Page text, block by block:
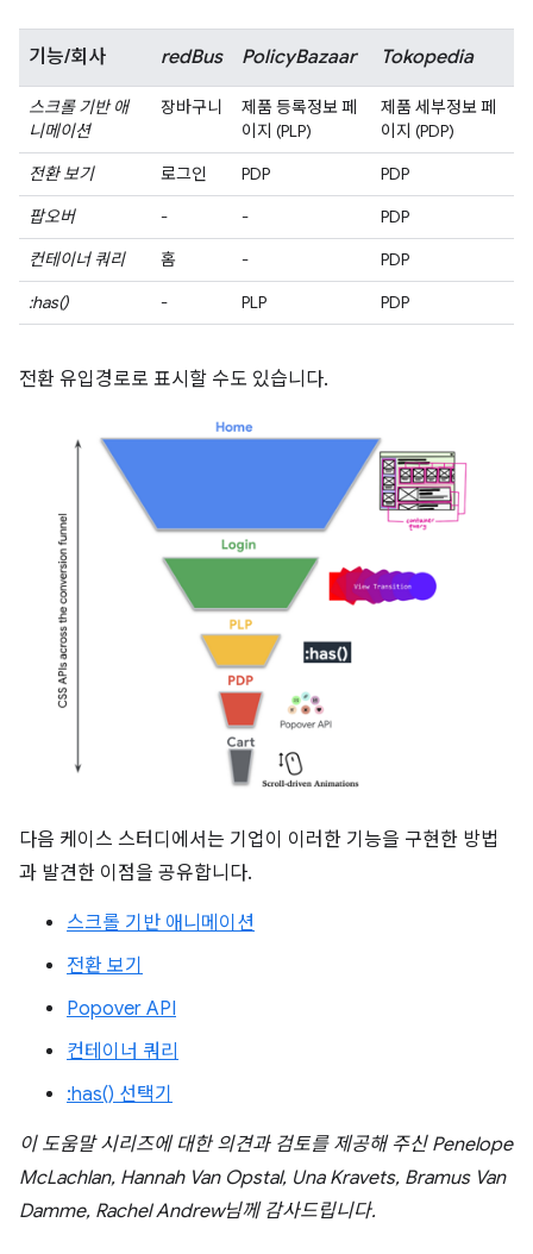
기능/회사 redBus PolicyBazaar Tokopedia
스크롤 기반 애
니메이션
장바구니
제품 등록정보 페
이지 (PLP)
제품 세부정보 페
이지 (PDP)
전환 보기
로그인 PDP
PDP
팝오버
- -
PDP
컨테이너 쿼리
홈 -
PDP
:has()
- PLP PDP
전환 유입경로로 표시할 수도 있습니다.
다음 케이스 스터디에서는 기업이 이러한 기능을 구현한 방법
과 발견한 이점을 공유합니다.
스크롤 기반 애니메이션
전환 보기
Popover API
컨테이너 쿼리
:has() 선택기
이 도움말 시리즈에 대한 의견과 검토를 제공해 주신 Penelope
McLachlan, Hannah Van Opstal, Una Kravets, Bramus Van
Damme, Rachel Andrew님께 감사드립니다.